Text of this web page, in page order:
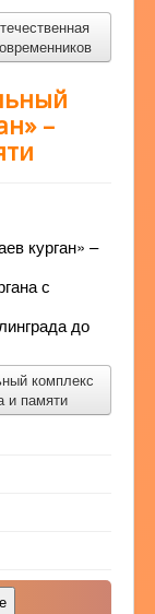
–
курган» –
с
до
комплекс
и памяти